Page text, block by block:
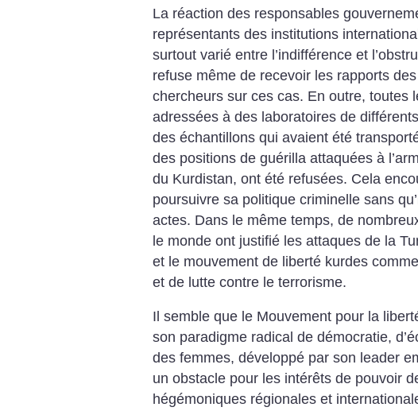
La réaction des responsables
représentants des institutions
surtout varié entre l’indifférence et
refuse même de recevoir les rapports
chercheurs sur ces cas. En outre, toutes
adressées à des laboratoires de
des échantillons qui avaient été
des positions de guérilla attaquées à
du Kurdistan, ont été refusées. Cela
poursuivre sa politique criminelle sans
actes. Dans le même temps, de
le monde ont justifié les attaques de la
et le mouvement de liberté kurdes
et de lutte contre le terrorisme.
Il semble que le Mouvement pour la
son paradigme radical de démocratie,
des femmes, développé par son leader
un obstacle pour les intérêts de pouvoir
hégémoniques régionales et